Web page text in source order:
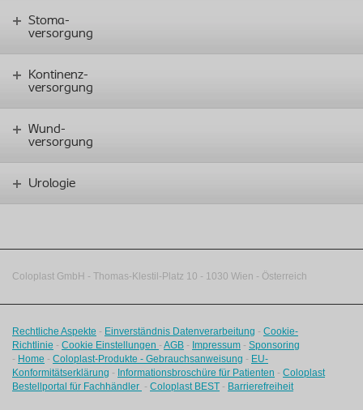
Stoma-
versorgung
Kontinenz-
versorgung
Wund-
versorgung
Urologie
Coloplast GmbH - Thomas-Klestil-Platz 10 - 1030 Wien - Österreich
Rechtliche Aspekte - Einverständnis Datenverarbeitung - Cookie-
Richtlinie - Cookie Einstellungen - AGB - Impressum - Sponsoring
- Home - Coloplast-Produkte - Gebrauchsanweisung - EU-
Konformitätserklärung - Informationsbroschüre für Patienten - Coloplast
Bestellportal für Fachhändler - Coloplast BEST - Barrierefreiheit